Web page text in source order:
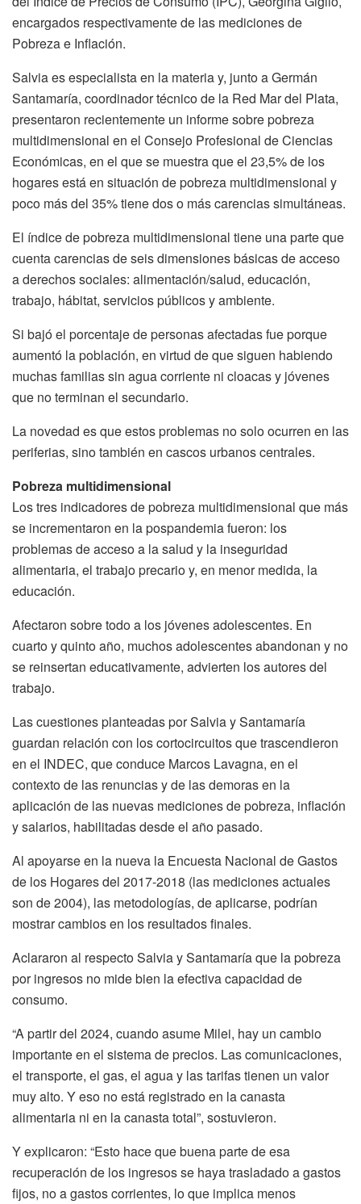
encargados respectivamente de las mediciones de
Pobreza e Inflación.
Salvia es especialista en la materia y, junto a Germán
Santamaría, coordinador técnico de la Red Mar del Plata,
presentaron recientemente un informe sobre pobreza
multidimensional en el Consejo Profesional de Ciencias
Económicas, en el que se muestra que el 23,5% de los
hogares está en situación de pobreza multidimensional y
poco más del 35% tiene dos o más carencias simultáneas.
El índice de pobreza multidimensional tiene una parte que
cuenta carencias de seis dimensiones básicas de acceso
a derechos sociales: alimentación/salud, educación,
trabajo, hábitat, servicios públicos y ambiente.
Si bajó el porcentaje de personas afectadas fue porque
aumentó la población, en virtud de que siguen habiendo
muchas familias sin agua corriente ni cloacas y jóvenes
que no terminan el secundario.
La novedad es que estos problemas no solo ocurren en las
periferias, sino también en cascos urbanos centrales.
Pobreza multidimensional
Los tres indicadores de pobreza multidimensional que más
se incrementaron en la pospandemia fueron: los
problemas de acceso a la salud y la inseguridad
alimentaria, el trabajo precario y, en menor medida, la
educación.
Afectaron sobre todo a los jóvenes adolescentes. En
cuarto y quinto año, muchos adolescentes abandonan y no
se reinsertan educativamente, advierten los autores del
trabajo.
Las cuestiones planteadas por Salvia y Santamaría
guardan relación con los cortocircuitos que trascendieron
en el INDEC, que conduce Marcos Lavagna, en el
contexto de las renuncias y de las demoras en la
aplicación de las nuevas mediciones de pobreza, inflación
y salarios, habilitadas desde el año pasado.
Al apoyarse en la nueva la Encuesta Nacional de Gastos
de los Hogares del 2017-2018 (las mediciones actuales
son de 2004), las metodologías, de aplicarse, podrían
mostrar cambios en los resultados finales.
Aclararon al respecto Salvia y Santamaría que la pobreza
por ingresos no mide bien la efectiva capacidad de
consumo.
“A partir del 2024, cuando asume Milei, hay un cambio
importante en el sistema de precios. Las comunicaciones,
el transporte, el gas, el agua y las tarifas tienen un valor
muy alto. Y eso no está registrado en la canasta
alimentaria ni en la canasta total”, sostuvieron.
Y explicaron: “Esto hace que buena parte de esa
recuperación de los ingresos se haya trasladado a gastos
fijos, no a gastos corrientes, lo que implica menos